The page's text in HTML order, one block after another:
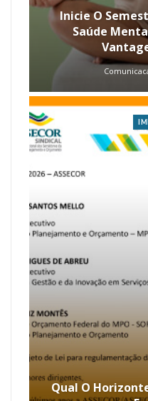
Inicie O
Saúde
Qual O